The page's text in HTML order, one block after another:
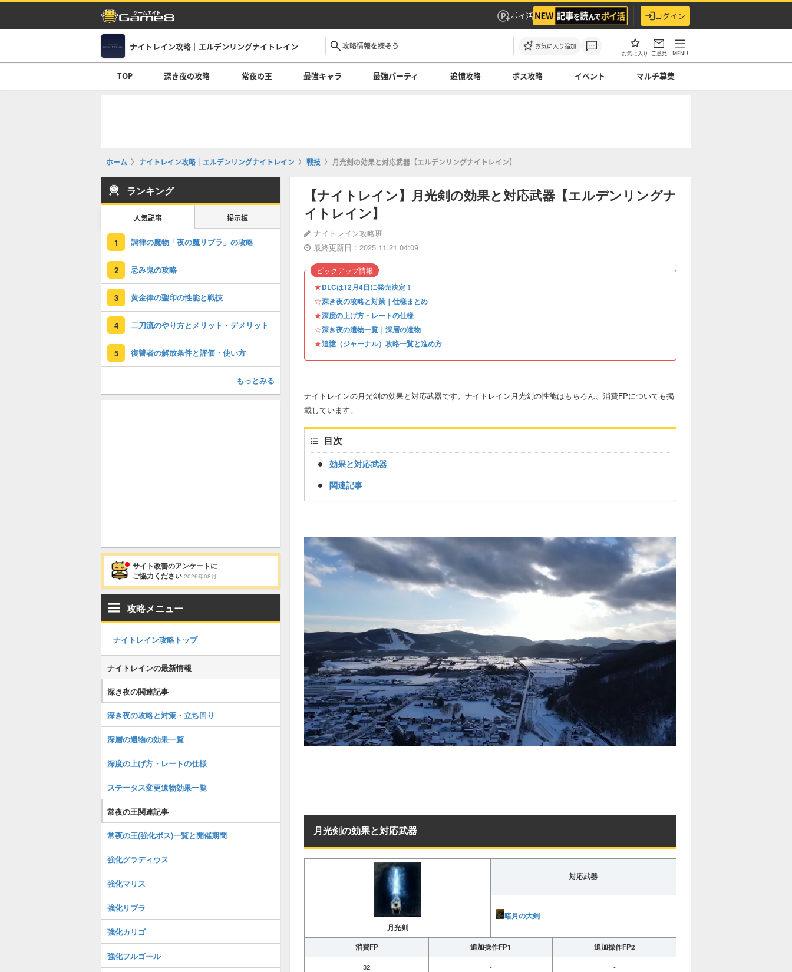
ポイ活 ログイン
ナイトレイン攻略｜エルデンリングナイトレイン お気に入り追加
お気に入り ご意見 MENU
TOP 深き夜の攻略 常夜の王 最強キャラ 最強パーティ 追憶攻略 ボス攻略 イベント マルチ募集
ホーム ナイトレイン攻略｜エルデンリングナイトレイン 戦技 月光剣の効果と対応武器【エルデンリングナイトレイン】
【ナイトレイン】月光剣の効果と対応武器【エルデンリングナ
イトレイン】
ナイトレイン攻略班
最終更新日：2025.11.21 04:09
★DLCは12月4日に発売決定！
☆深き夜の攻略と対策｜仕様まとめ
★深度の上げ方・レートの仕様
☆深き夜の遺物一覧｜深層の遺物
★追憶（ジャーナル）攻略一覧と進め方
ピックアップ情報
ナイトレインの月光剣の効果と対応武器です。ナイトレイン月光剣の性能はもちろん、消費FPについても掲
載しています。
目次
効果と対応武器
関連記事
月光剣の効果と対応武器
月光剣
対応武器
暗月の大剣
消費FP 追加操作FP1 追加操作FP2
32 - -
ランキング
人気記事 掲示板
1 調律の魔物「夜の魔リブラ」の攻略
2 忌み鬼の攻略
3 黄金律の聖印の性能と戦技
4 二刀流のやり方とメリット・デメリット
5 復讐者の解放条件と評価・使い方
もっとみる
サイト改善のアンケートに
ご協力ください 2026年08月
攻略メニュー
ナイトレイン攻略トップ
ナイトレインの最新情報
深き夜の関連記事
深き夜の攻略と対策・立ち回り
深層の遺物の効果一覧
深度の上げ方・レートの仕様
ステータス変更遺物効果一覧
常夜の王関連記事
常夜の王(強化ボス)一覧と開催期間
強化グラディウス
強化マリス
強化リブラ
強化カリゴ
強化フルゴール